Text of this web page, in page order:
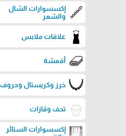
إكسسوارات الشال
والشعر
علاقات ملابس
أقمشة
خرز وكريستال وحروف
تحف وڤازات
إكسسوارات الستائر